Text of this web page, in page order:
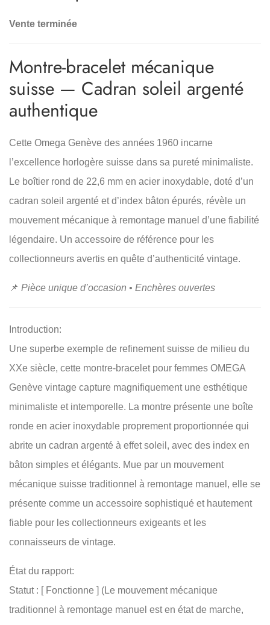
Vente terminée
Montre-bracelet mécanique
suisse — Cadran soleil argenté
authentique
Cette Omega Genève des années 1960 incarne
l’excellence horlogère suisse dans sa pureté minimaliste.
Le boîtier rond de 22,6 mm en acier inoxydable, doté d’un
cadran soleil argenté et d’index bâton épurés, révèle un
mouvement mécanique à remontage manuel d’une fiabilité
légendaire. Un accessoire de référence pour les
collectionneurs avertis en quête d’authenticité vintage.
📌 Pièce unique d’occasion • Enchères ouvertes
Introduction:
Une superbe exemple de refinement suisse de milieu du
XXe siècle, cette montre-bracelet pour femmes OMEGA
Genève vintage capture magnifiquement une esthétique
minimaliste et intemporelle. La montre présente une boîte
ronde en acier inoxydable proprement proportionnée qui
abrite un cadran argenté à effet soleil, avec des index en
bâton simples et élégants. Mue par un mouvement
mécanique suisse traditionnel à remontage manuel, elle se
présente comme un accessoire sophistiqué et hautement
fiable pour les collectionneurs exigeants et les
connaisseurs de vintage.
État du rapport:
Statut : [ Fonctionne ] (Le mouvement mécanique
traditionnel à remontage manuel est en état de marche,